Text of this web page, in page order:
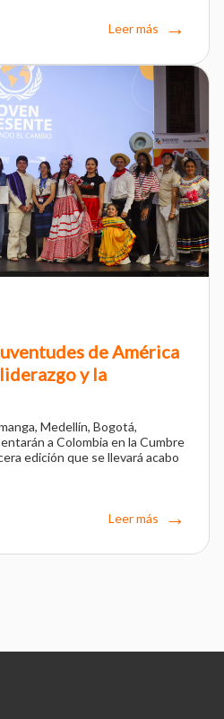
Leer más
de América
y la
Medellín, Bogotá,
a Colombia en la Cumbre
edición que se llevará acabo
Leer más